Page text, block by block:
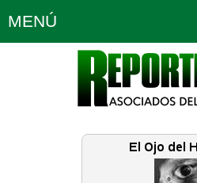
MENÚ
Política Opinión
Planeta Tierra
Educación